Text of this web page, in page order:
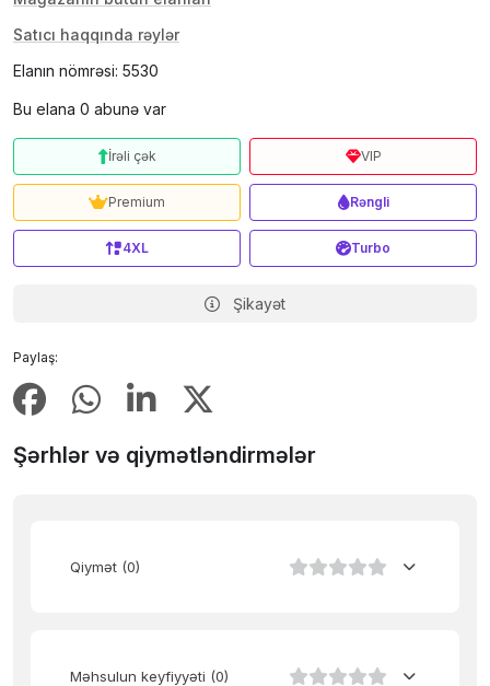
Satıcı haqqında rəylər
Elanın nömrəsi: 5530
Bu elana 0 abunə var
Paylaş:
İrəli çək VIP
Premium Rəngli
4XL Turbo
Şikayət
Şərhlər və qiymətləndirmələr
Qiymət (0)
Məhsulun keyfiyyəti (0)